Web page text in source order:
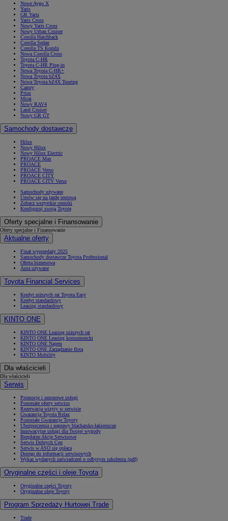
Nowe Aygo X
Yaris
GR Yaris
Yaris Cross
Nowy Yaris Cross
Nowy Urban Cruiser
Corolla Hatchback
Corolla Sedan
Corolla TS Kombi
Nowa Corolla Cross
Toyota C-HR
Toyota C-HR Plug-in
Nowa Toyota C-HR+
Nowa Toyota bZ4X
Nowa Toyota bZ4X Touring
Camry
Prius
Mirai
Nowy RAV4
Land Cruiser
Nowy GR GT
Samochody dostawcze
Hilux
Nowy Hilux
Nowy Hilux Electric
PROACE Max
PROACE
PROACE Verso
PROACE CITY
PROACE CITY Verso
Samochody używane
Umów się na jazdę testową
Zobacz wszystkie cenniki
Konfiguruj swoją Toyotę
Oferty specjalne i Finansowanie
Oferty specjalne i Finansowanie
Aktualne oferty
Finał wyprzedaży 2025
Samochody dostawcze Toyota Professional
Oferta biznesowa
Auta używane
Toyota Financial Services
Kredyt niższych rat Toyota Easy
Kredyt standardowy
Leasing standardowy
KINTO ONE
KINTO ONE Leasing niższych rat
KINTO ONE Leasing konsumencki
KINTO ONE Najem
KINTO ONE Zarządzanie flotą
KINTO Mobility
Dla właścicieli
Dla właścicieli
Serwis
Promocje i sezonowe usługi
Pozostałe oferty serwisu
Rezerwacja wizyty w serwisie
Gwarancja Toyota Relax
Pozostałe Gwarancje Toyoty
Ubezpieczenia i naprawy blacharsko-lakiernicze
Innowacyjne usługi dla Twojej wygody
Bezpłatne Akcje Serwisowe
Serwis Dobrych Cen
Serwis w ASO się opłaca
Dostęp do informacji serwisowych
Wykaz wydanych zaświadczeń o odbytym szkoleniu (pdf)
Oryginalne części i oleje Toyota
Oryginalne części Toyoty
Oryginalne oleje Toyoty
Program Sprzedaży Hurtowej Trade
Trade